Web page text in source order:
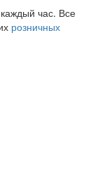
час. Все
розничных